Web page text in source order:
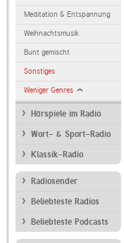
Meditation & Entspannung
Weihnachtsmusik
Bunt gemischt
Sonstiges
Weniger Genres
Hörspiele im Radio
Wort- & Sport-Radio
Klassik-Radio
Radiosender
Beliebteste Radios
Beliebteste Podcasts